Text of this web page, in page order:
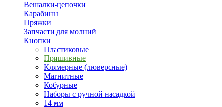
Вешалки-цепочки
Карабины
Пряжки
Запчасти для молний
Кнопки
Пластиковые
Пришивные
Клямерные (люверсные)
Магнитные
Кобурные
Наборы с ручной насадкой
14 мм